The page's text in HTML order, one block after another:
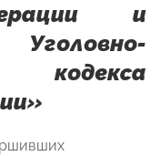
и
кодекса